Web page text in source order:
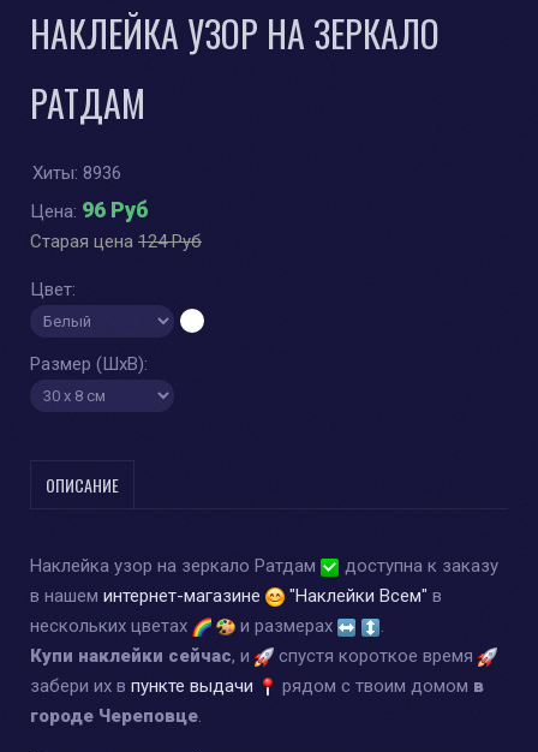
НАКЛЕЙКА УЗОР НА ЗЕРКАЛО
РАТДАМ
Хиты: 8936
Цена: 96 Руб
Старая цена 124 Руб
Цвет:
Размер (ШхВ):
ОПИСАНИЕ
Наклейка узор на зеркало Ратдам
доступна к заказу
в нашем интернет-магазине "Наклейки Всем" в
нескольких цветах
и размерах
.
Купи наклейки сейчас, и
спустя короткое время
забери их в пункте выдачи рядом с твоим домом в
городе Череповце.